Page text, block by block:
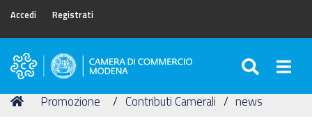
Accedi Registrati
Camera
Commercio
Tu
Home
Promozione Contributi Camerali news